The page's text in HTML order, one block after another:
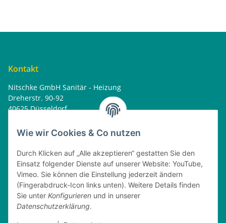
Wie wir Cookies & Co nutzen
Durch Klicken auf „Alle akzeptieren“ gestatten Sie den
Einsatz folgender Dienste auf unserer Website: YouTube,
Vimeo. Sie können die Einstellung jederzeit ändern
(Fingerabdruck-Icon links unten). Weitere Details finden
Sie unter Konfigurieren und in unserer
Datenschutzerklärung.
Kontakt
Nitschke GmbH Sanitär - Heizung
Dreherstr. 90-92
40625 Düsseldorf
home@nitschkegmbh.de
Rechtliches
Öffnungszeiten
08:00 - 17:30 Uhr